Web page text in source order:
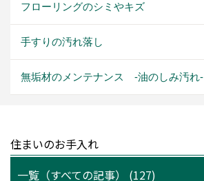
フローリングのシミやキズ
手すりの汚れ落し
無垢材のメンテナンス -油のしみ汚れ-
住まいのお手入れ
一覧（すべての記事） (127)